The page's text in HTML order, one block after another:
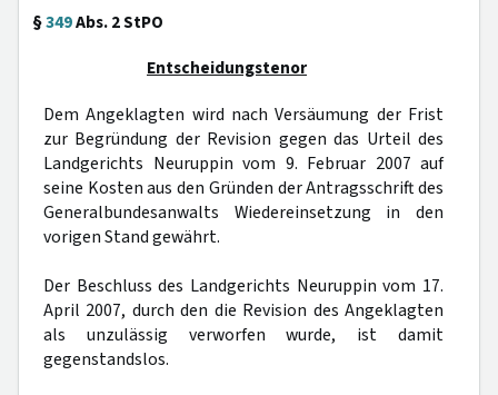
§349Abs. 2 StPO
Entscheidungstenor
Dem Angeklagten wird nach Versäumung der Frist
zur Begründung der Revision gegen das Urteil des
Landgerichts Neuruppin vom 9. Februar 2007 auf
seine Kosten aus den Gründen der Antragsschrift des
Generalbundesanwalts Wiedereinsetzung in den
vorigen Stand gewährt.
Der Beschluss des Landgerichts Neuruppin vom 17.
April 2007, durch den die Revision des Angeklagten
als unzulässig verworfen wurde, ist damit
gegenstandslos.